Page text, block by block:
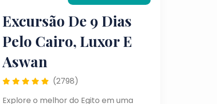
Excursão De 9 Dias
Pelo Cairo, Luxor E
Aswan
(2798)
Explore o melhor do Egito em uma